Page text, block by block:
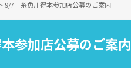
> 9/7 糸魚川得本参加店公募のご案内
参加店公募のご案内